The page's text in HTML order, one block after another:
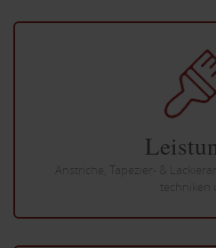
Anstriche, Tapezier- &
techniken